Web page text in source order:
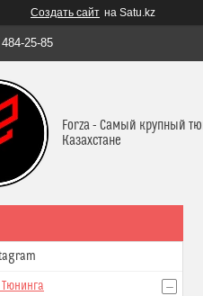
Создать сайт на Satu.kz
25-85
Forza - Самый крупный
Казахстане
Тюнинга